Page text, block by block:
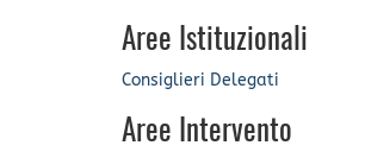
Aree Istituzionali
Consiglieri Delegati
Aree Intervento